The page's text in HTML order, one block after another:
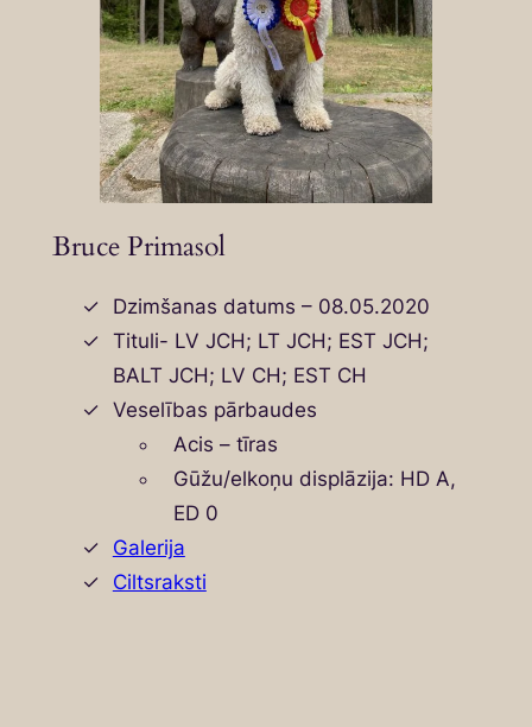
Bruce Primasol
Dzimšanas datums – 08.05.2020
Tituli- LV JCH; LT JCH; EST JCH;
BALT JCH; LV CH; EST CH
Veselības pārbaudes
Acis – tīras
Gūžu/elkoņu displāzija: HD A,
ED 0
Galerija
Ciltsraksti